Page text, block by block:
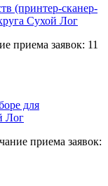
(принтер-сканер-
Сухой Лог
приема заявок: 11
для
Лог
приема заявок: